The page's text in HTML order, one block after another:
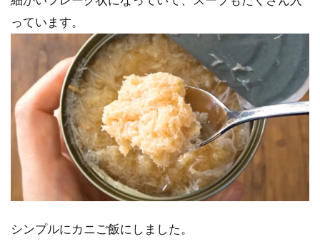
っています。
シンプルにカニご飯にしました。